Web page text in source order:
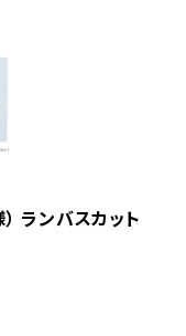
ランバスカット